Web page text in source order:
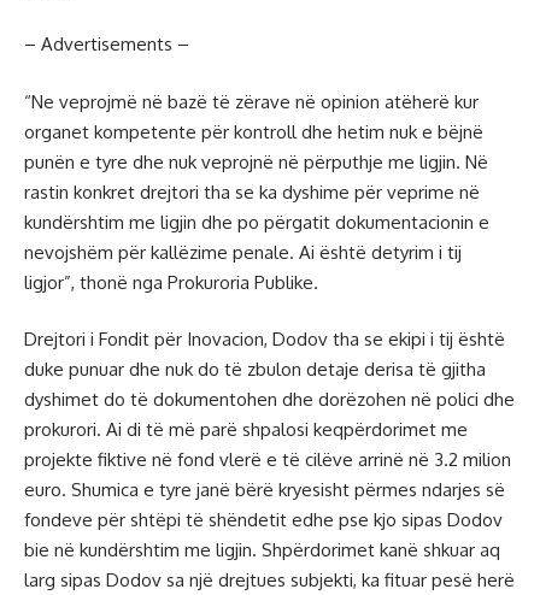
– Advertisements –
“Ne veprojmë në bazë të zërave në opinion atëherë kur
organet kompetente për kontroll dhe hetim nuk e bëjnë
punën e tyre dhe nuk veprojnë në përputhje me ligjin. Në
rastin konkret drejtori tha se ka dyshime për veprime në
kundërshtim me ligjin dhe po përgatit dokumentacionin e
nevojshëm për kallëzime penale. Ai është detyrim i tij
ligjor”, thonë nga Prokuroria Publike.
Drejtori i Fondit për Inovacion, Dodov tha se ekipi i tij është
duke punuar dhe nuk do të zbulon detaje derisa të gjitha
dyshimet do të dokumentohen dhe dorëzohen në polici dhe
prokurori. Ai di të më parë shpalosi keqpërdorimet me
projekte fiktive në fond vlerë e të cilëve arrinë në 3.2 milion
euro. Shumica e tyre janë bërë kryesisht përmes ndarjes së
fondeve për shtëpi të shëndetit edhe pse kjo sipas Dodov
bie në kundërshtim me ligjin. Shpërdorimet kanë shkuar aq
larg sipas Dodov sa një drejtues subjekti, ka fituar pesë herë